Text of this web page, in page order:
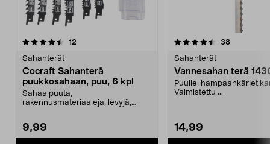
12
Sahanterät
Cocraft Sahanterä
puukkosahaan, puu, 6 kpl
Sahaa puuta,
rakennusmateriaaleja, levyjä,
9,99
4.5 viidestä
38arvostelut
Sahanterät
Vannesahan terä
Puulle, hampaankärjet
Valmistettu ...
14,99
4.5 viidestä